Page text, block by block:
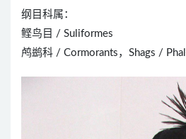
纲目科属：
鲣鸟目 / Suliformes
鸬鹚科 / Cormorants，Shags /